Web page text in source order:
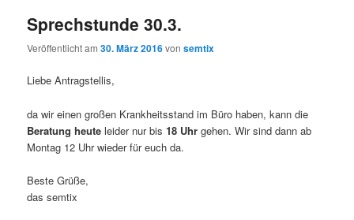
Sprechstunde 30.3.
Veröffentlicht am30. März 2016vonsemtix
Liebe Antragstellis,
da wir einen großen Krankheitsstand im Büro haben, kann die
Beratung heute leider nur bis18 Uhrgehen. Wir sind dann ab
Montag 12 Uhr wieder für euch da.
Beste Grüße,
das semtix